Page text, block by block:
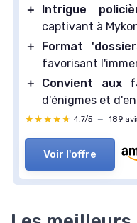
＋
Intrigue
captivant à
＋
Format
favorisant
＋
Convient aux
d'énigmes et
★★★★★
★★★★★ 4,7/5 — 189
Voir l'offre